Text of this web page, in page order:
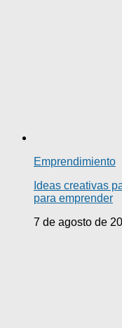
Emprendimiento
Ideas creativas
para emprender
7 de agosto de